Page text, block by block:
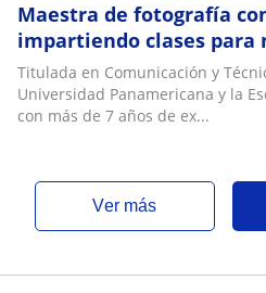
Maestra de fotografía
impartiendo clases para
Titulada en Comunicación y
Universidad Panamericana y la
con más de 7 años de ex...
ver más